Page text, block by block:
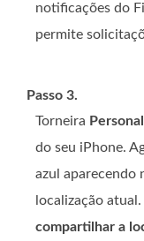
notificações do
permite
Passo 3.
Torneira
do seu iPhone.
azul aparecendo
localização
compartilhar a